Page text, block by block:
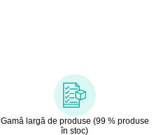
Gamă largă de produse (99 % produse
în stoc)